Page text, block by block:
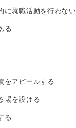
に就職活動を行わない
る
をアピールする
場を設ける
る